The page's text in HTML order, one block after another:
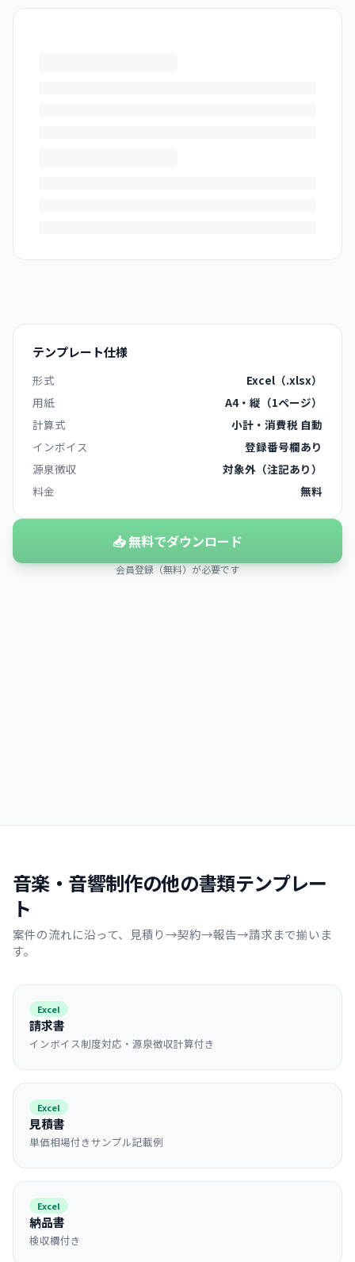
テンプレート仕様
形式
Excel（.xlsx）
用紙
A4・縦（1ページ）
計算式
小計・消費税 自動
インボイス
登録番号欄あり
源泉徴収
対象外（注記あり）
料金
無料
📥 無料でダウンロード
会員登録（無料）が必要です
音楽・音響制作の他の書類テンプレー
ト
案件の流れに沿って、見積り→契約→報告→請求まで揃いま
す。
Excel
請求書
インボイス制度対応・源泉徴収計算付き
Excel
見積書
単価相場付きサンプル記載例
Excel
納品書
検収欄付き